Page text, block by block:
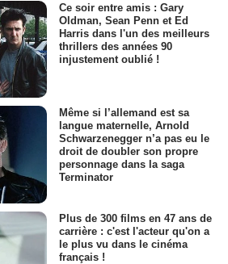
Ce soir entre amis : Gary
Oldman, Sean Penn et Ed
Harris dans l'un des meilleurs
thrillers des années 90
injustement oublié !
Même si l’allemand est sa
langue maternelle, Arnold
Schwarzenegger n’a pas eu le
droit de doubler son propre
personnage dans la saga
Terminator
Plus de 300 films en 47 ans de
carrière : c'est l'acteur qu'on a
le plus vu dans le cinéma
français !